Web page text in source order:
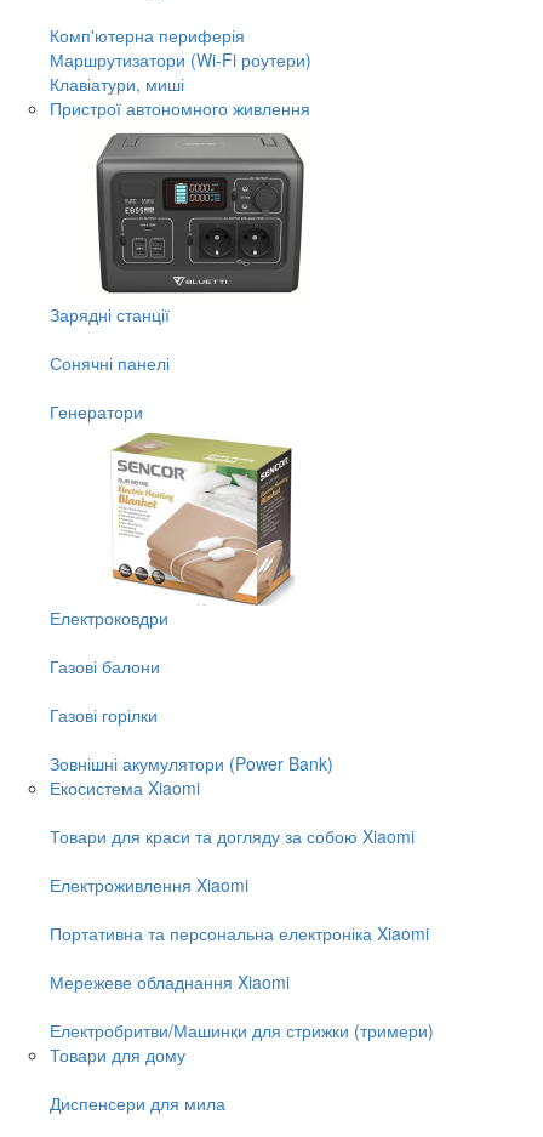
Комп'ютерна периферія
Маршрутизатори (Wi-Fi роутери)
Клавіатури, миші
Пристрої автономного живлення
Зарядні станції
Сонячні панелі
Генератори
Електроковдри
Газові балони
Газові горілки
Зовнішні акумулятори (Power Bank)
Екосистема Xiaomi
Товари для краси та догляду за собою Xiaomi
Електроживлення Xiaomi
Портативна та персональна електроніка Xiaomi
Мережеве обладнання Xiaomi
Електробритви/Машинки для стрижки (тримери)
Товари для дому
Диспенсери для мила